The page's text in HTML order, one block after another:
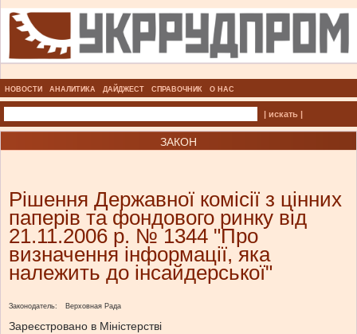
НОВОСТИ АНАЛИТИКА ДАЙДЖЕСТ СПРАВОЧНИК О НАС
| искать |
ЗАКОН
Рішення Державної комісії з цінних
паперів та фондового ринку від
21.11.2006 р. № 1344 "Про
визначення інформації, яка
належить до інсайдерської"
Законодатель: Верховная Рада
Зареєстровано в Міністерстві